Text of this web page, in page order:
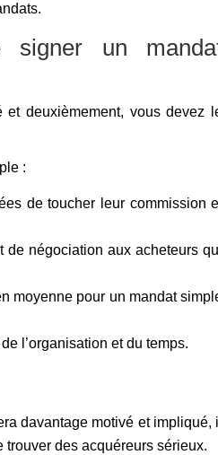
signer un
et deuxièmement, vous devez
:
de toucher leur commission
de négociation aux acheteurs
moyenne pour un mandat
l’organisation et du temps.
davantage motivé et impliqué, il
trouver des acquéreurs sérieux.